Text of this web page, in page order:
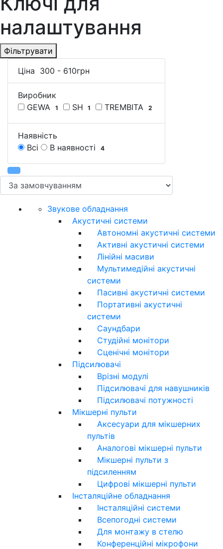
налаштування
Фільтрувати
Ціна 300 - 610грн
Виробник
GEWA
1 SH 1 TREMBITA 2
Наявність
Всі
В наявності 4
Звукове обладнання
Акустичні системи
Автономні акустичні системи
Активні акустичні системи
Лінійні масиви
Мультимедійні акустичні
системи
Пасивні акустичні системи
Портативні акустичні
системи
Саундбари
Студійні монітори
Сценічні монітори
Підсилювачі
Врізні модулі
Підсилювачі для навушників
Підсилювачі потужності
Мікшерні пульти
Аксесуари для мікшерних
пультів
Аналогові мікшерні пульти
Мікшерні пульти з
підсиленням
Цифрові мікшерні пульти
Інсталяційне обладнання
Інсталяційні системи
Всепогодні системи
Для монтажу в стелю
Конференційні мікрофони